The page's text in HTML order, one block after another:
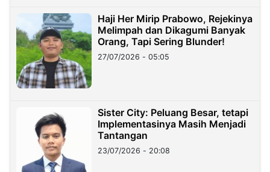
Haji Her Mirip Prabowo, Rejekinya
Melimpah dan Dikagumi Banyak
Orang, Tapi Sering Blunder!
27/07/2026 - 05:05
Sister City: Peluang Besar, tetapi
Implementasinya Masih Menjadi
Tantangan
23/07/2026 - 20:08